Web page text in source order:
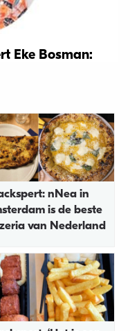
Eke Bosman:
nNea in
is de beste
van Nederland